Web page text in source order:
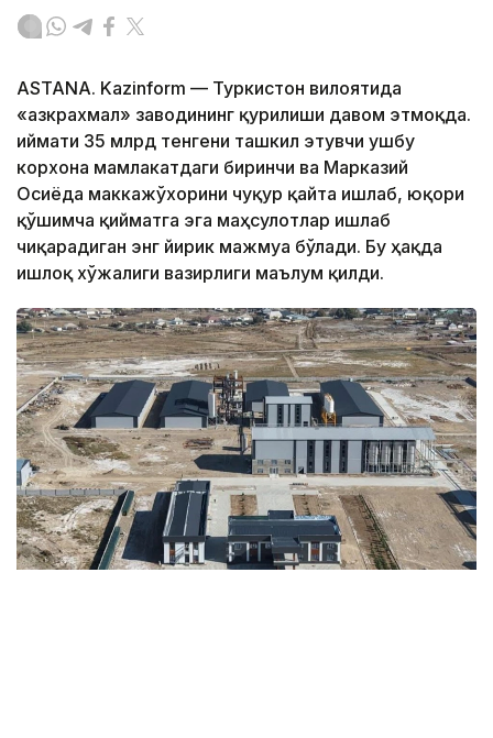
ASTANA. Kazinform — Туркистон вилоятида
«Қазкрахмал» заводининг қурилиши давом этмоқда.
Қиймати 35 млрд тенгени ташкил этувчи ушбу
корхона мамлакатдаги биринчи ва Марказий
Осиёда маккажўхорини чуқур қайта ишлаб, юқори
қўшимча қийматга эга маҳсулотлар ишлаб
чиқарадиган энг йирик мажмуа бўлади. Бу ҳақда
Қишлоқ хўжалиги вазирлиги маълум қилди.